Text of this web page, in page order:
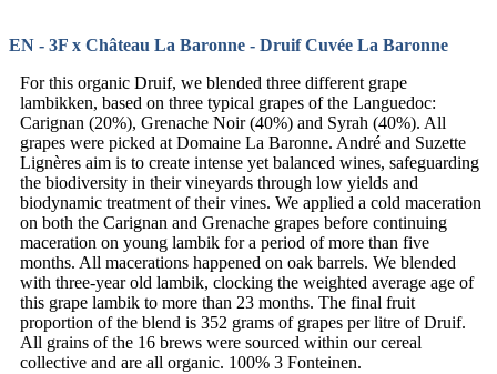
EN - 3F x Château La Baronne - Druif Cuvée La Baronne
For this organic Druif, we blended three different grape
lambikken, based on three typical grapes of the Languedoc:
Carignan (20%), Grenache Noir (40%) and Syrah (40%). All
grapes were picked at Domaine La Baronne. André and Suzette
Lignères aim is to create intense yet balanced wines, safeguarding
the biodiversity in their vineyards through low yields and
biodynamic treatment of their vines. We applied a cold maceration
on both the Carignan and Grenache grapes before continuing
maceration on young lambik for a period of more than five
months. All macerations happened on oak barrels. We blended
with three-year old lambik, clocking the weighted average age of
this grape lambik to more than 23 months. The final fruit
proportion of the blend is 352 grams of grapes per litre of Druif.
All grains of the 16 brews were sourced within our cereal
collective and are all organic. 100% 3 Fonteinen.